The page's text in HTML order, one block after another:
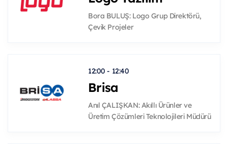
Bora BULUŞ: Logo Grup Direktörü,
Çevik Projeler
12:00 - 12:40
Brisa
Anıl ÇALIŞKAN: Akıllı Ürünler ve
Üretim Çözümleri Teknolojileri Müdürü